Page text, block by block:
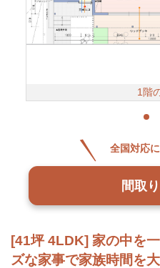
[41坪 4LDK] 家の中を
ズな家事で家族時間を
1階
全国対応
間取